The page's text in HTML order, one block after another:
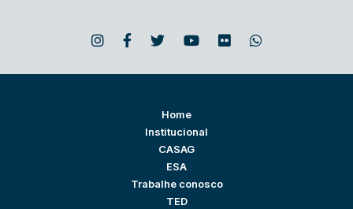
Home
Institucional
CASAG
ESA
Trabalhe conosco
TED